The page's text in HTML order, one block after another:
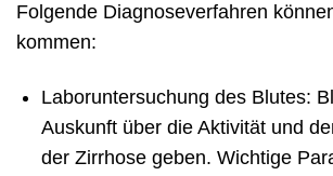
Folgende Diagnoseverfahren
kommen:
Laboruntersuchung des Blutes:
Auskunft über die Aktivität und
der Zirrhose geben. Wichtige